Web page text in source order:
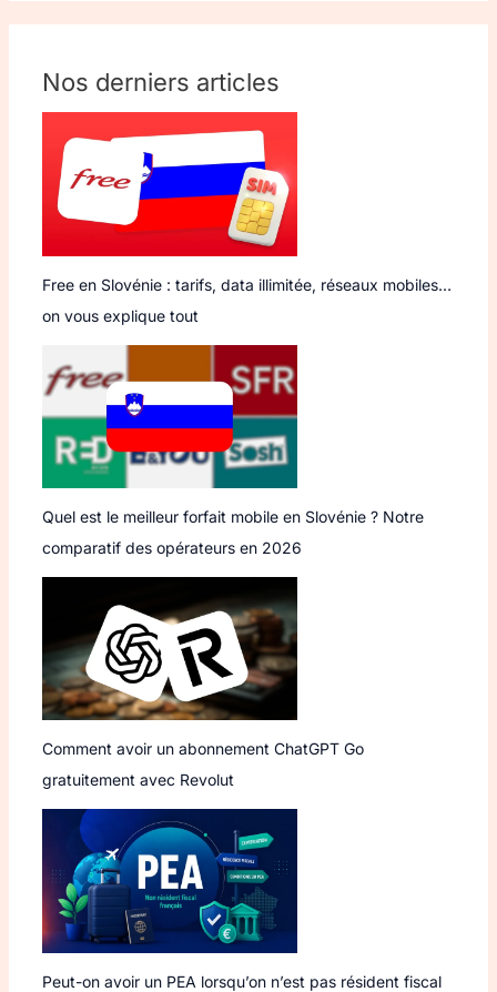
Nos derniers articles
Free en Slovénie : tarifs, data illimitée, réseaux mobiles…
on vous explique tout
Quel est le meilleur forfait mobile en Slovénie ? Notre
comparatif des opérateurs en 2026
Comment avoir un abonnement ChatGPT Go
gratuitement avec Revolut
Peut-on avoir un PEA lorsqu’on n’est pas résident fiscal